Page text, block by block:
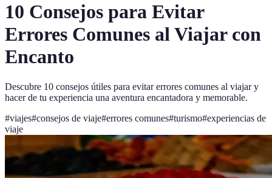
10 Consejos para Evitar
Errores Comunes al Viajar con
Encanto
Descubre 10 consejos útiles para evitar errores comunes al viajar y
hacer de tu experiencia una aventura encantadora y memorable.
#viajes#consejos de viaje#errores comunes#turismo#experiencias de
viaje